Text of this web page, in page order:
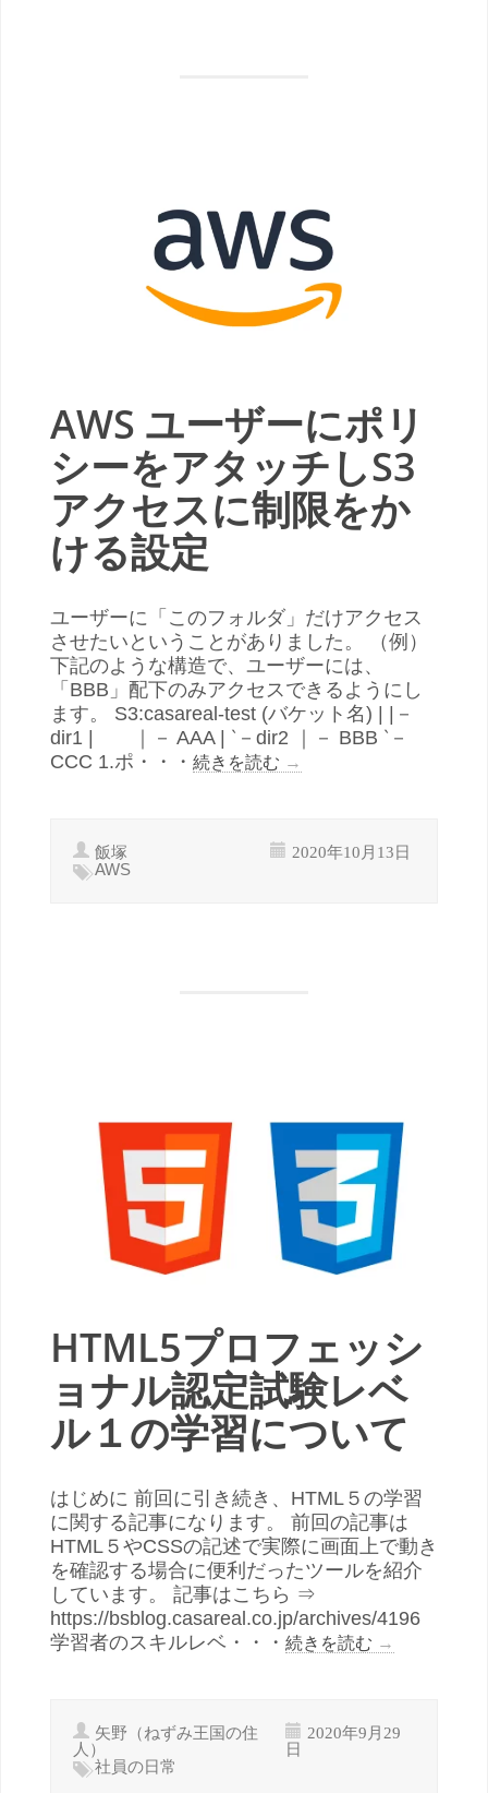
AWS ユーザーにポリ
シーをアタッチしS3
アクセスに制限をか
ける設定
ユーザーに「このフォルダ」だけアクセス
させたいということがありました。 （例）
下記のような構造で、ユーザーには、
「BBB」配下のみアクセスできるようにし
ます。 S3:casareal-test (バケット名) | |－
dir1 | ｜－ AAA | ‵－dir2 ｜－ BBB ‵－
CCC 1.ポ・・・ 続きを読む →
飯塚 2020年10月13日
AWS
HTML5プロフェッシ
ョナル認定試験レベ
ル１の学習について
はじめに 前回に引き続き、HTML５の学習
に関する記事になります。 前回の記事は
HTML５やCSSの記述で実際に画面上で動き
を確認する場合に便利だったツールを紹介
しています。 記事はこちら ⇒
https://bsblog.casareal.co.jp/archives/4196
学習者のスキルレベ・・・ 続きを読む →
矢野（ねずみ王国の住
人）
2020年9月29
日
社員の日常